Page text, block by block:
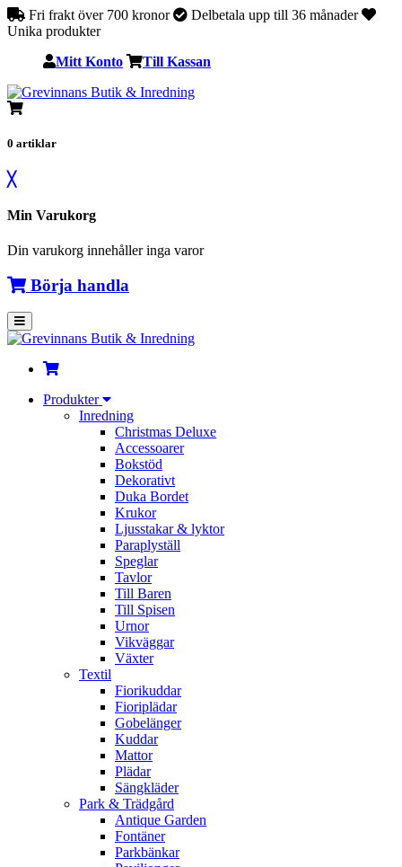
Fri frakt över 700 kronor
Delbetala upp till 36 månader
Unika produkter
Mitt Konto Till Kassan
0 artiklar
╳
Min Varukorg
Din varukorg innehåller inga varor
Börja handla
Produkter
Inredning
Christmas Deluxe
Accessoarer
Bokstöd
Dekorativt
Duka Bordet
Krukor
Ljusstakar & lyktor
Paraplyställ
Speglar
Tavlor
Till Baren
Till Spisen
Urnor
Vikväggar
Växter
Textil
Fiorikuddar
Fioriplädar
Gobelänger
Kuddar
Mattor
Plädar
Sängkläder
Park & Trädgård
Antique Garden
Fontäner
Parkbänkar